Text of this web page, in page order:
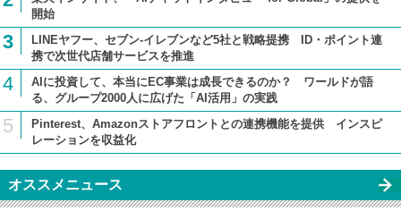
開始
3
LINEヤフー、セブン-イレブンなど5社と戦略提携 ID・ポイント連
携で次世代店舗サービスを推進
4
AIに投資して、本当にEC事業は成長できるのか？ ワールドが語
る、グループ2000人に広げた「AI活用」の実践
5
Pinterest、Amazonストアフロントとの連携機能を提供 インスピ
レーションを収益化
オススメニュース